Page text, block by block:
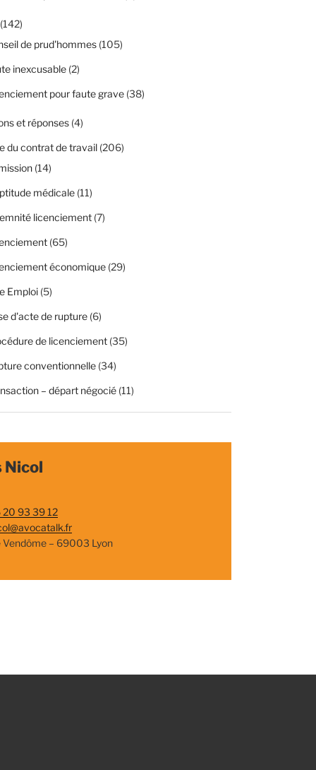
de prud'hommes(105)
inexcusable(2)
pour faute grave(38)
et réponses(4)
du contrat de travail(206)
(14)
médicale(11)
licenciement(7)
(65)
économique(29)
Emploi(5)
d'acte de rupture(6)
de licenciement(35)
conventionnelle(34)
– départ négocié(11)
Nicol
93 39 12
Vendôme – 69003 Lyon